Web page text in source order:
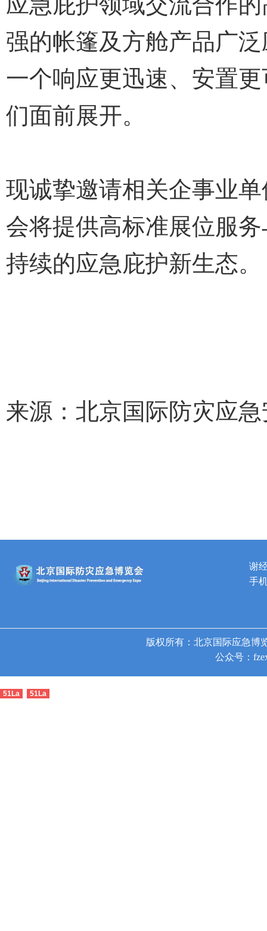
强的帐篷及方舱产品广
一个响应更迅速、安置
们面前展开。
现诚挚邀请相关企事业
会将提供高标准展位服
持续的应急庇护新生态。
来源：北京国际防灾应
谢
手
版权所有：北京国际应急博
公众号：
51La 51La